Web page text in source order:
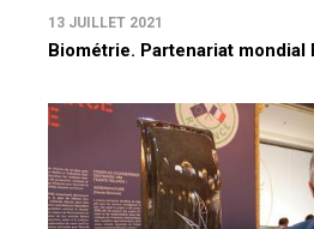
13 JUILLET 2021
Biométrie. Partenariat mondial